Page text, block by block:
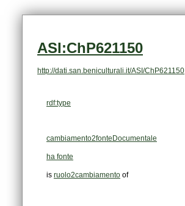
ASI:ChP621150
http://dati.san.beniculturali.it/ASI/ChP621150
rdf:type
cambiamento2fonteDocumentale
ha fonte
is ruolo2cambiamento of